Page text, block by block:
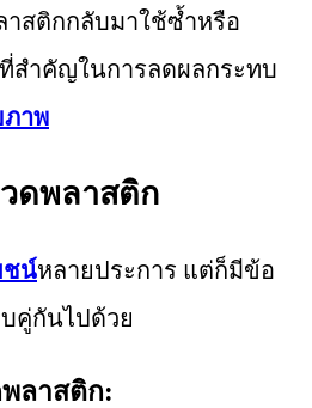
สติกกลับมาใช้ซ้ำหรือ
สำคัญในการลดผลกระทบ
าพ
ดพลาสติก
ชน์หลายประการ แต่ก็มีข้อ
คู่กันไปด้วย
ลาสติก: